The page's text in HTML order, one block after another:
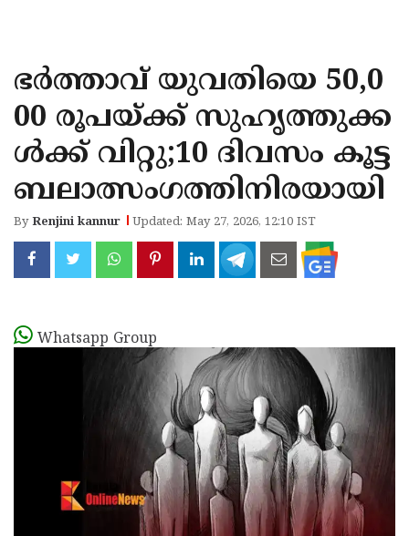
KANNUR
KASARAGOD
ഭർത്താവ് യുവതിയെ 50,0
00 രൂപയ്ക്ക് സുഹൃത്തുക്ക
ള്‍ക്ക് വിറ്റു;10 ദിവസം കൂട്ട
ബലാത്സംഗത്തിനിരയായി
ByRenjini kannur Updated: May 27, 2026, 12:10 IST
Whatsapp Group